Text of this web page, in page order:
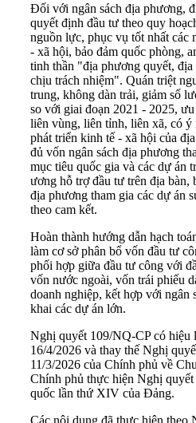
Đối với ngân sách địa phương,
quyết định đầu tư theo quy
nguồn lực, phục vụ tốt nhất các
- xã hội, bảo đảm quốc phòng,
tinh thần "địa phương quyết,
chịu trách nhiệm". Quán triệt
trung, không dàn trải, giảm số
so với giai đoạn 2021 - 2025,
liên vùng, liên tỉnh, liên xã, có ý
phát triển kinh tế - xã hội của
đủ vốn ngân sách địa phương
mục tiêu quốc gia và các dự án
ương hỗ trợ đầu tư trên địa bàn,
địa phương tham gia các dự án
theo cam kết.
Hoàn thành hướng dẫn hạch
làm cơ sở phân bổ vốn đầu tư
phối hợp giữa đầu tư công với
vốn nước ngoài, vốn trái phiếu
doanh nghiệp, kết hợp với ngân
khai các dự án lớn.
Nghị quyết 109/NQ-CP có hiệu
16/4/2026 và thay thế Nghị
11/3/2026 của Chính phủ về
Chính phủ thực hiện Nghị
quốc lần thứ XIV của Đảng.
Các nội dung đã thực hiện theo